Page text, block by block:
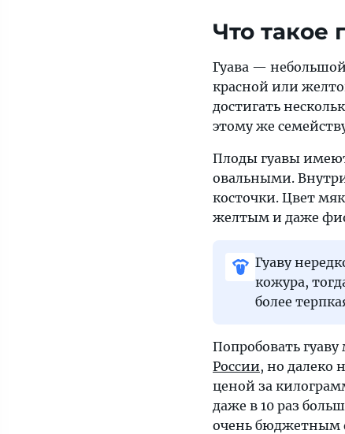
и
ее
правильно
есть
Что такое
Гуава —
красной или
достигать
этому же
Плоды гуавы
овальными.
косточки. Цвет
желтым и даже
Гуаву
кожура,
более
Попробовать
России, но далеко
ценой за
даже в 10 раз
очень бюджетным